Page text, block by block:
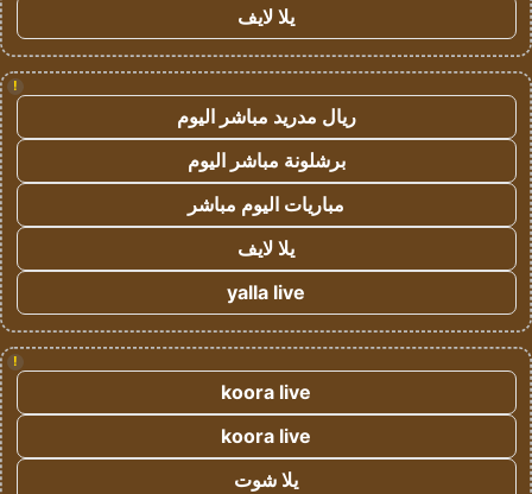
يلا لايف
!
ريال مدريد مباشر اليوم
برشلونة مباشر اليوم
مباريات اليوم مباشر
يلا لايف
yalla live
!
koora live
koora live
يلا شوت